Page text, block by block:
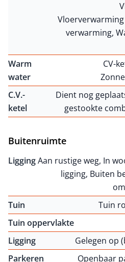
verwarming,
Warm
water
CV-
C.V.-
ketel
Dient nog
gestookte
Buitenruimte
LiggingAan rustige weg, In
ligging, Buiten
Tuin
Tuin
Tuin oppervlakte
Ligging
Gelegen op
Parkeren
Openbaar